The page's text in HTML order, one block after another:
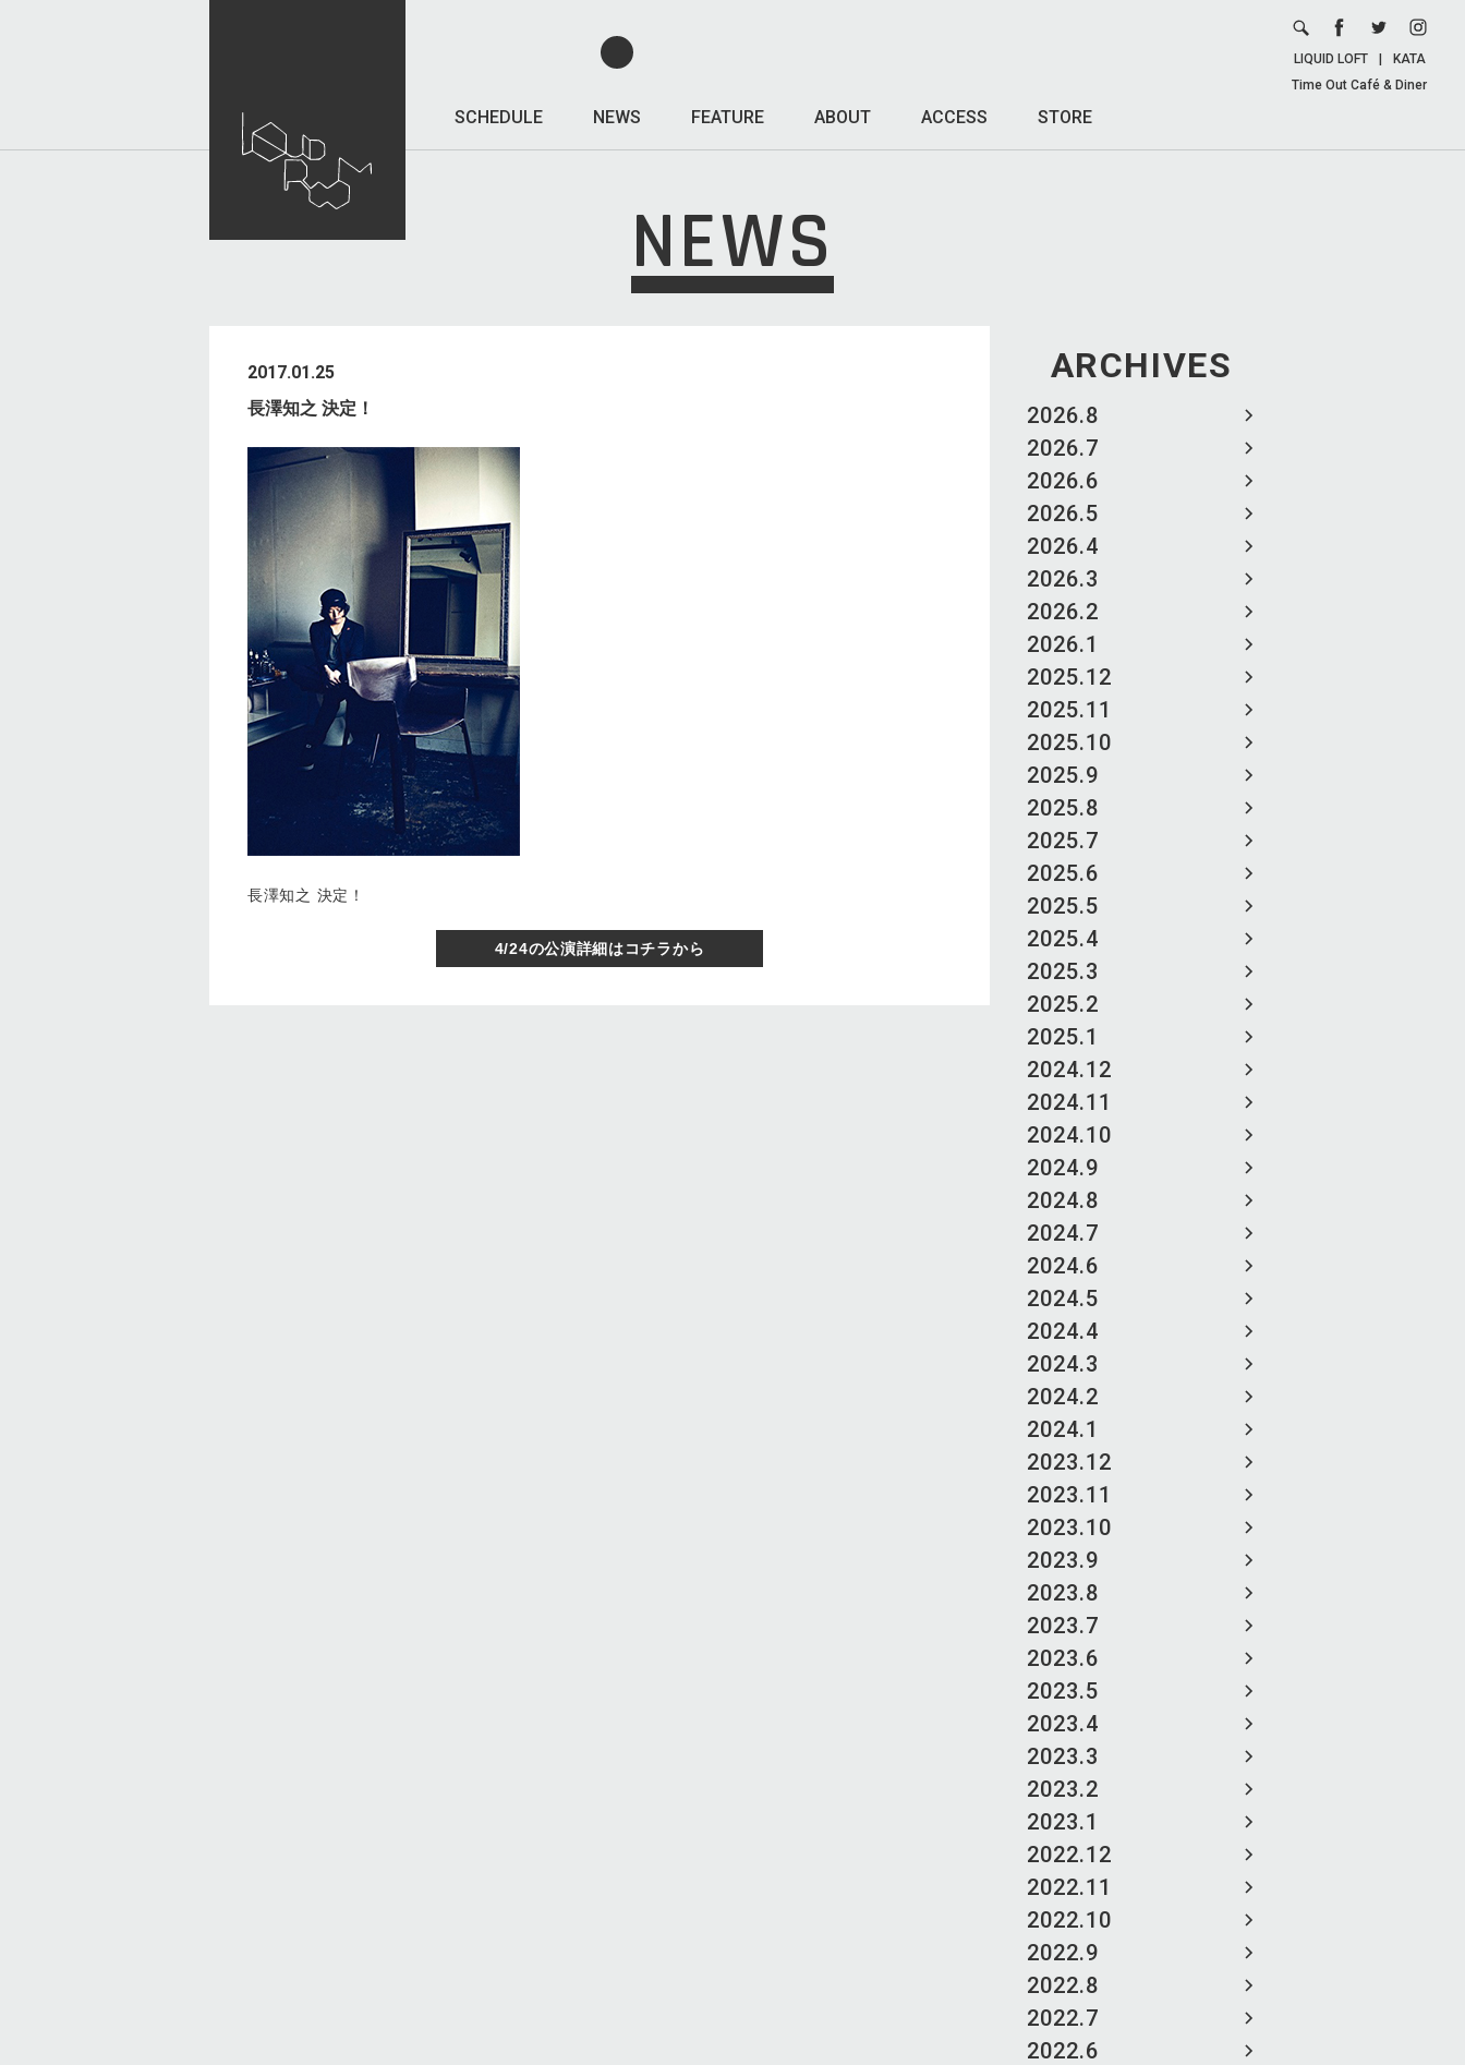
SCHEDULE NEWS FEATURE ABOUT ACCESS STORE
LIQUID LOFT
KATA
Time Out Café & Diner
NEWS
ARCHIVES
2026.8
2026.7
2026.6
2026.5
2026.4
2026.3
2026.2
2026.1
2025.12
2025.11
2025.10
2025.9
2025.8
2025.7
2025.6
2025.5
2025.4
2025.3
2025.2
2025.1
2024.12
2024.11
2024.10
2024.9
2024.8
2024.7
2024.6
2024.5
2024.4
2024.3
2024.2
2024.1
2023.12
2023.11
2023.10
2023.9
2023.8
2023.7
2023.6
2023.5
2023.4
2023.3
2023.2
2023.1
2022.12
2022.11
2022.10
2022.9
2022.8
2022.7
2022.6
2017.01.25
長澤知之 決定！
長澤知之 決定！
4/24の公演詳細はコチラから